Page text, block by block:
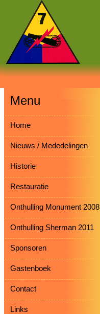
Menu
Home
Nieuws / Mededelingen
Historie
Restauratie
Onthulling Monument 2008
Onthulling Sherman 2011
Sponsoren
Gastenboek
Contact
Links